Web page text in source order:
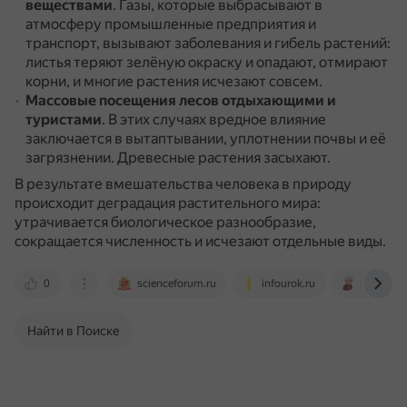
веществами. Газы, которые выбрасывают в
атмосферу промышленные предприятия и
транспорт, вызывают заболевания и гибель растений:
листья теряют зелёную окраску и опадают, отмирают
корни, и многие растения исчезают совсем.
Массовые посещения лесов отдыхающими и
туристами. В этих случаях вредное влияние
заключается в вытаптывании, уплотнении почвы и её
загрязнении. Древесные растения засыхают.
В результате вмешательства человека в природу
происходит деградация растительного мира:
утрачивается биологическое разнообразие,
сокращается численность и исчезают отдельные виды.
0 scienceforum.ru infourok.ru naupri.ru
Найти в Поиске